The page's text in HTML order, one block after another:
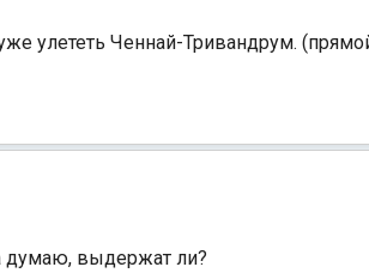
улететь Ченнай-Тривандрум.
думаю, выдержат ли?